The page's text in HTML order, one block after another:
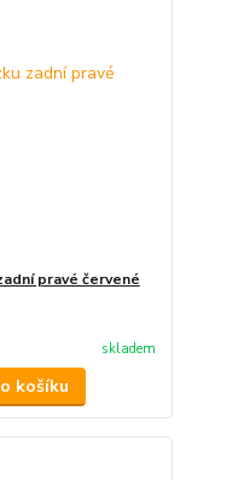
pravé červené
skladem
košíku